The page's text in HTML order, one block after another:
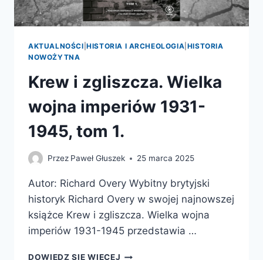
AKTUALNOŚCI |HISTORIA I ARCHEOLOGIA HISTORIA
NOWOŻYTNA
Krew i zgliszcza. Wielka
wojna imperiów 1931-
1945, tom 1.
Przez Paweł Głuszek 25 marca 2025
Autor: Richard Overy Wybitny brytyjski
historyk Richard Overy w swojej najnowszej
książce Krew i zgliszcza. Wielka wojna
imperiów 1931-1945 przedstawia …
DOWIEDZ SIĘ WIĘCEJ KREW